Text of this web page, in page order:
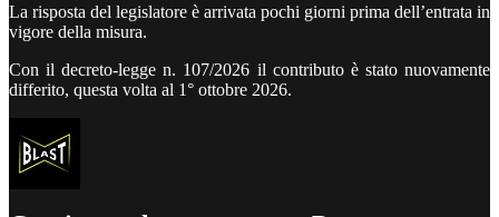
La risposta del legislatore è arrivata pochi giorni prima dell’entrata in
vigore della misura.
Con il decreto-legge n. 107/2026 il contributo è stato nuovamente
differito, questa volta al 1° ottobre 2026.